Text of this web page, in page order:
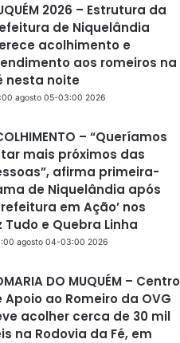
2026 – Estrutura da
de Niquelândia
acolhimento e
aos romeiros na
nesta noite
agosto 05-03:00 2026
– “Queríamos
mais próximos das
afirma primeira-
de Niquelândia após
em Ação’ nos
Tudo e Quebra Linha
agosto 04-03:00 2026
DO MUQUÉM – Centro
Apoio ao Romeiro da OVG
acolher cerca de 30 mil
na Rodovia da Fé, em